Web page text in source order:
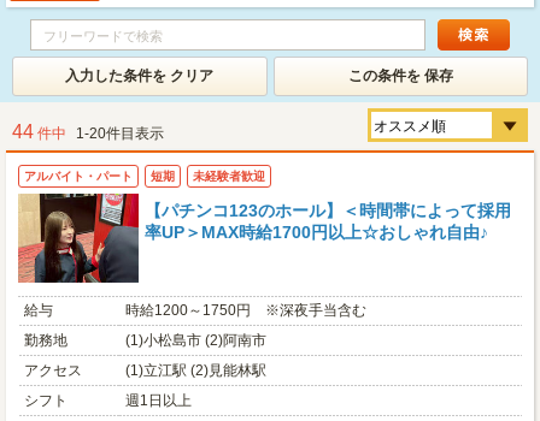
入力した条件を クリア この条件を 保存
44 件中 1-20件目表示
アルバイト・パート 短期 未経験者歓迎
【パチンコ123のホール】＜時間帯によって採用
率UP＞MAX時給1700円以上☆おしゃれ自由♪
給与
時給1200～1750円 ※深夜手当含む
勤務地
(1)小松島市 (2)阿南市
アクセス
(1)立江駅 (2)見能林駅
シフト
週1日以上